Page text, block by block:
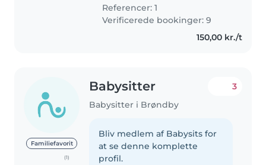
Referencer: 1
Verificerede bookinger: 9
150,00 kr./t
Familiefavorit
(1)
Babysitter
Babysitter i Brøndby
3
Bliv medlem af Babysits for
at se denne komplette
profil.